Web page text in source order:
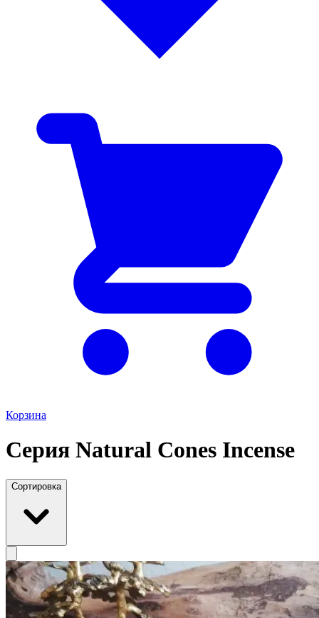
Корзина
Серия Natural Cones Incense
Сортировка